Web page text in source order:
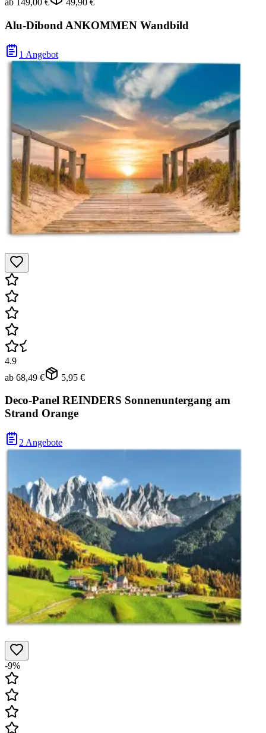
ab 149,00 € 49,90 €
Alu-Dibond ANKOMMEN Wandbild
1 Angebot
4.9
ab 68,49 € 5,95 €
Deco-Panel REINDERS Sonnenuntergang am
Strand Orange
2 Angebote
-9%